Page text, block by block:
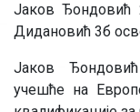
Јаков Ђондовић
Дидановић 3б
Јаков
учешће на